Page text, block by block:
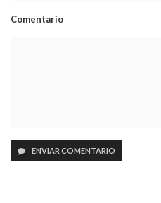
Comentario
ENVIAR COMENTARIO